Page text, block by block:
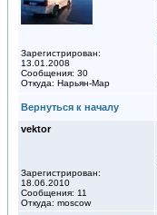
Зарегистрирован:
13.01.2008
Сообщения: 30
Откуда: Нарьян-Мар
Вернуться к началу
vektor
Зарегистрирован:
18.06.2010
Сообщения: 11
Откуда: moscow